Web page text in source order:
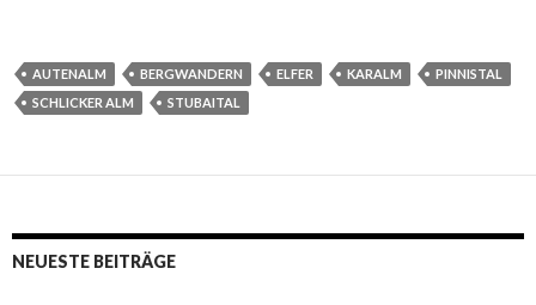
AUTENALM BERGWANDERN ELFER KARALM
PINNISTAL
SCHLICKER ALM
STUBAITAL
NEUESTE BEITRÄGE